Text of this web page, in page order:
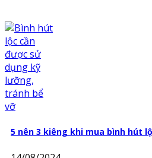
5 nên 3 kiêng khi mua bình hút